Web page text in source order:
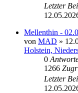
Letzter
Mellenthin -
von MAD »
Holstein,
0
1266
Letzter